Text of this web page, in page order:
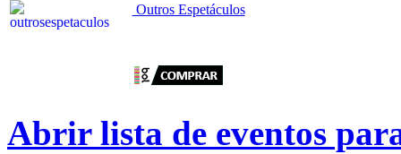
Outros Espetáculos
Abrir lista de eventos